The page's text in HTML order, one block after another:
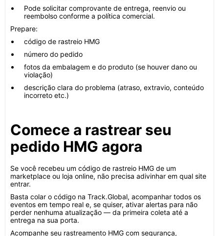
Pode solicitar comprovante de entrega, reenvio ou
reembolso conforme a política comercial.
Prepare:
código de rastreio HMG
número do pedido
fotos da embalagem e do produto (se houver dano ou
violação)
descrição clara do problema (atraso, extravio, conteúdo
incorreto etc.)
Comece a rastrear seu
pedido HMG agora
Se você recebeu um código de rastreio HMG de um
marketplace ou loja online, não precisa adivinhar em qual site
entrar.
Basta colar o código na Track.Global, acompanhar todos os
eventos em tempo real e, se quiser, ativar alertas para não
perder nenhuma atualização — da primeira coleta até a
entrega na sua porta.
Acompanhe seu rastreamento HMG com segurança,